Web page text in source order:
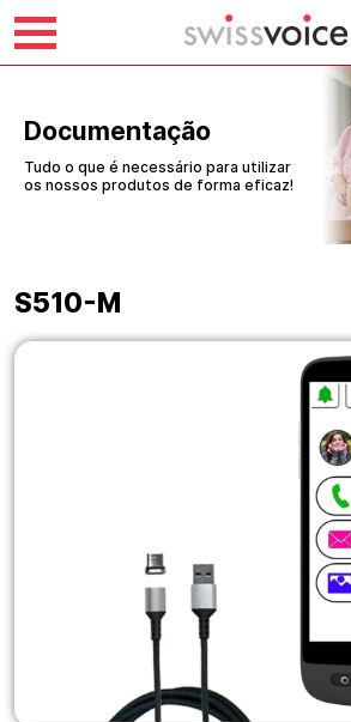
Documentação
Tudo o que é necessário para utilizar
os nossos produtos de forma eficaz!
S510-M